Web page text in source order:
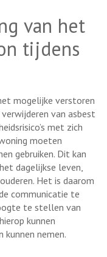
van het
tijdens
mogelijke verstoren
van asbest
met zich
moeten
gebruiken. Dit kan
dagelijkse leven,
Het is daarom
communicatie te
te stellen van
kunnen
kunnen nemen.